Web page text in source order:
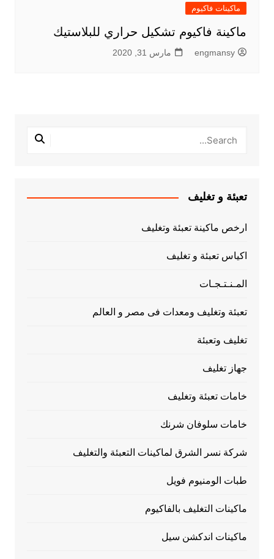
ماكينات فاكيوم
ماكينة فاكيوم تشكيل حراري للبلاستيك
engmansy مارس 31, 2020
تعبئة و تغليف
ارخص ماكينة تعبئة وتغليف
اكياس تعبئة و تغليف
المـنـتـجـات
تعبئة وتغليف ومعدات فى مصر و العالم
تغليف وتعبئة
جهاز تغليف
خامات تعبئة وتغليف
خامات سلوفان شرنك
شركة نسر الشرق لماكينات التعبئة والتغليف
طبات الومنيوم فويل
ماكينات التغليف بالفاكيوم
ماكينات اندكشن سيل